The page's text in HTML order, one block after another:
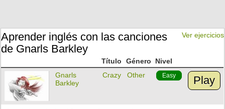
Ver ejercicios
Aprender inglés con las canciones
de Gnarls Barkley
Título Género
Nivel
Gnarls
Barkley
Crazy Other Easy Play